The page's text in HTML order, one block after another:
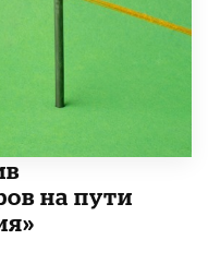
на пути